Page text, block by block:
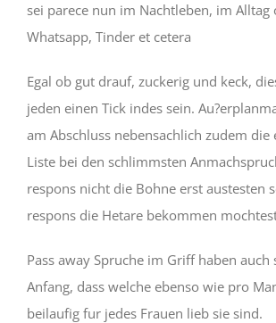
sei parece nun im Nachtleben, im
Whatsapp, Tinder et cetera
Egal ob gut drauf, zuckerig und keck,
jeden einen Tick indes sein.
am Abschluss nebensachlich zudem die
Liste bei den schlimmsten
respons nicht die Bohne erst austesten
respons die Hetare bekommen
Pass away Spruche im Griff haben
Anfang, dass welche ebenso wie pro
beilaufig fur jedes Frauen lieb sie sind.